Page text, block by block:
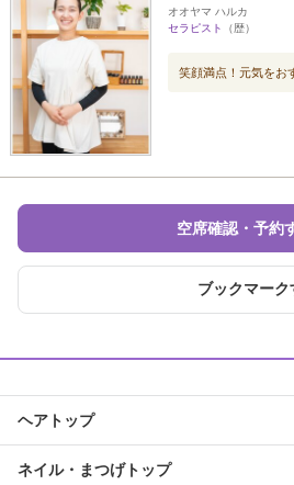
オオヤマ ハルカ
セラピスト
（歴）
笑顔満点！元気をお
空席確認・予約
ブックマーク
ヘアトップ
ネイル・まつげトップ